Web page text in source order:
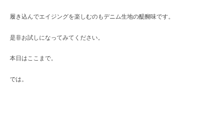
履き込んでエイジングを楽しむのもデニム生地の醍醐味です。
是非お試しになってみてください。
本日はここまで。
では。